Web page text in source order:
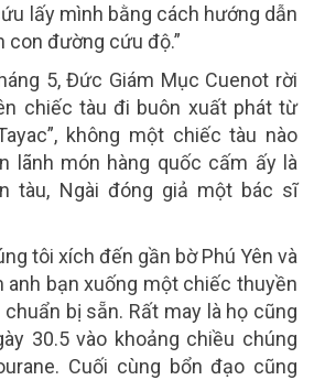
lấy mình bằng cách hướng dẫn
con đường cứu độ.”
5, Đức Giám Mục Cuenot rời
chiếc tàu đi buôn xuất phát từ
không một chiếc tàu nào
lãnh món hàng quốc cấm ấy là
tàu, Ngài đóng giả một bác sĩ
tôi xích đến gần bờ Phú Yên và
anh bạn xuống một chiếc thuyền
bị sẵn. Rất may là họ cũng
30.5 vào khoảng chiều chúng
Cuối cùng bổn đạo cũng